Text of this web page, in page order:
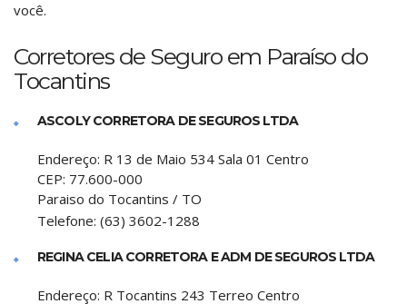
você.
Corretores de Seguro em Paraíso do
Tocantins
ASCOLY CORRETORA DE SEGUROS LTDA
Endereço: R 13 de Maio 534 Sala 01 Centro
CEP: 77.600-000
Paraiso do Tocantins / TO
Telefone: (63) 3602-1288
REGINA CELIA CORRETORA E ADM DE SEGUROS LTDA
Endereço: R Tocantins 243 Terreo Centro